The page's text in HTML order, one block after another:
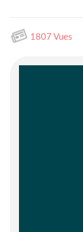
1807 Vues